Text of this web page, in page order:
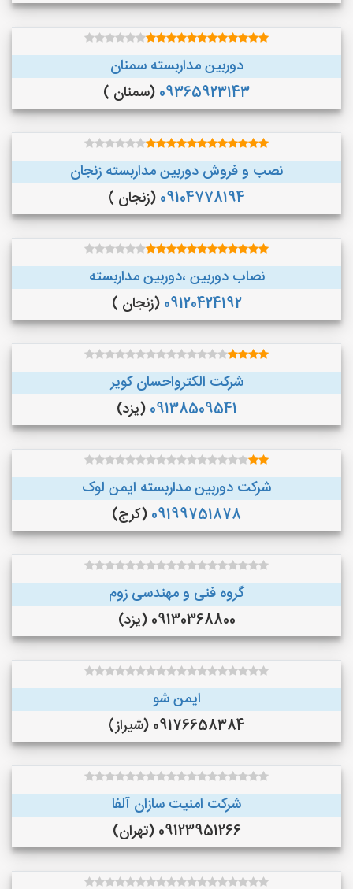
دوربین مداربسته سمنان
09365923143 (سمنان )
نصب و فروش دوربین مداربسته زنجان
09104778194 (زنجان )
نصاب دوربین ،دوربین مداربسته
09120424192 (زنجان )
شرکت الکترواحسان کویر
09138509541 (یزد)
شرکت دوربین مداربسته ایمن لوک
09199751878 (کرج)
گروه فنی و مهندسی زوم
09130368800 (یزد)
ایمن شو
09176658384 (شیراز)
شرکت امنیت سازان آلفا
09123951266 (تهران)